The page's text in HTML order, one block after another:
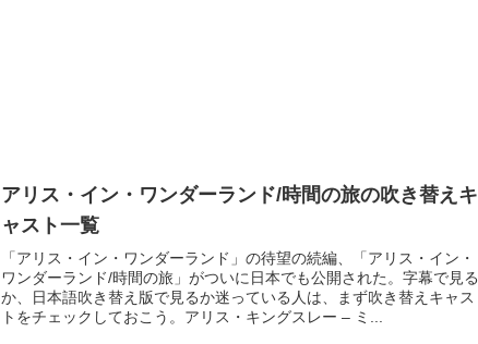
アリス・イン・ワンダーランド/時間の旅の吹き替えキ
ャスト一覧
「アリス・イン・ワンダーランド」の待望の続編、「アリス・イン・
ワンダーランド/時間の旅」がついに日本でも公開された。字幕で見る
か、日本語吹き替え版で見るか迷っている人は、まず吹き替えキャス
トをチェックしておこう。アリス・キングスレー – ミ...